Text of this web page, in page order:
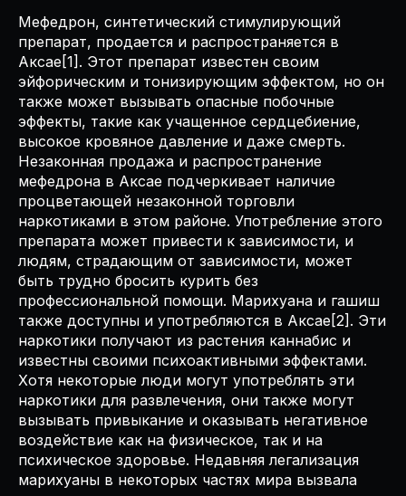
Мефедрон, синтетический стимулирующий
препарат, продается и распространяется в
Аксае[1]. Этот препарат известен своим
эйфорическим и тонизирующим эффектом, но он
также может вызывать опасные побочные
эффекты, такие как учащенное сердцебиение,
высокое кровяное давление и даже смерть.
Незаконная продажа и распространение
мефедрона в Аксае подчеркивает наличие
процветающей незаконной торговли
наркотиками в этом районе. Употребление этого
препарата может привести к зависимости, и
людям, страдающим от зависимости, может
быть трудно бросить курить без
профессиональной помощи. Марихуана и гашиш
также доступны и употребляются в Аксае[2]. Эти
наркотики получают из растения каннабис и
известны своими психоактивными эффектами.
Хотя некоторые люди могут употреблять эти
наркотики для развлечения, они также могут
вызывать привыкание и оказывать негативное
воздействие как на физическое, так и на
психическое здоровье. Недавняя легализация
марихуаны в некоторых частях мира вызвала